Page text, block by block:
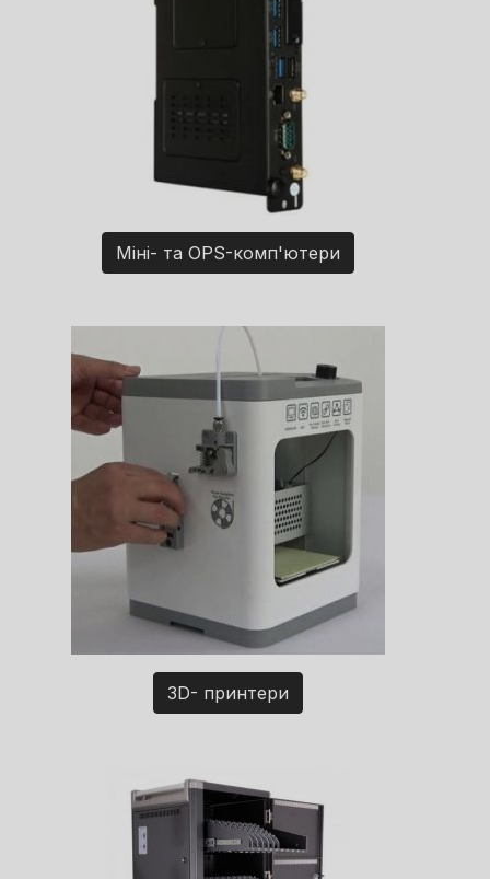
Міні- та OPS-комп'ютери
3D- принтери